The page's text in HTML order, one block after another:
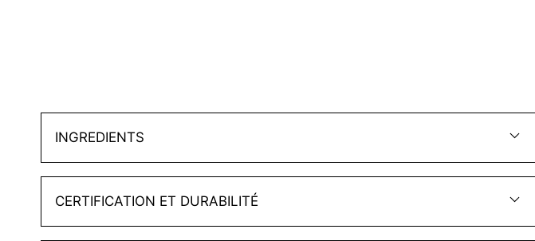
INGREDIENTS
CERTIFICATION ET DURABILITÉ